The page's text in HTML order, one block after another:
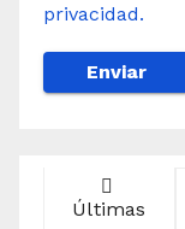
privacidad.
Últimas